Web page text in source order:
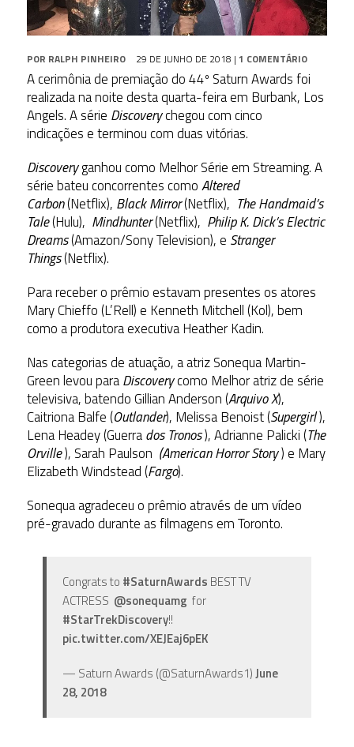
POR RALPH PINHEIRO 29 DE JUNHO DE 2018 | 1 COMENTÁRIO
A cerimônia de premiação do 44º Saturn Awards foi
realizada na noite desta quarta-feira em Burbank, Los
Angels. A série Discoverychegou com cinco
indicações e terminou com duas vitórias.
Discoveryganhou como Melhor Série em Streaming. A
série bateu concorrentes comoAltered
Carbon(Netflix), Black Mirror(Netflix), The Handmaid’s
Tale(Hulu), Mindhunter(Netflix), Philip K. Dick’s Electric
Dreams(Amazon/Sony Television), e Stranger
Things(Netflix).
Para receber o prêmio estavam presentes os atores
Mary Chieffo (L’Rell) e Kenneth Mitchell (Kol), bem
como a produtora executiva Heather Kadin.
Nas categorias de atuação, a atriz Sonequa Martin-
Green levou paraDiscoverycomo Melhor atriz de série
televisiva, batendo Gillian Anderson (Arquivo X),
Caitriona Balfe (Outlander), Melissa Benoist (Supergirl),
Lena Headey (Guerrados Tronos), Adrianne Palicki (The
Orville), Sarah Paulson (American Horror Story) e Mary
Elizabeth Windstead (Fargo).
Sonequa agradeceu o prêmio através de um vídeo
pré-gravado durante as filmagens em Toronto.
Congrats to #SaturnAwards BEST TV
ACTRESS @sonequamg for
#StarTrekDiscovery!!
pic.twitter.com/XEJEaj6pEK
— Saturn Awards (@SaturnAwards1)June
28, 2018